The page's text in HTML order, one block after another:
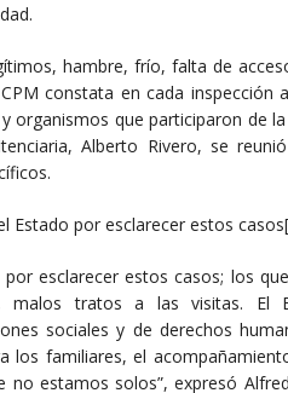
hambre, frío, falta de
constata en cada inspección
organismos que participaron de
Alberto Rivero, se
Estado por esclarecer estos
esclarecer estos casos; los
malos tratos a las visitas. El
sociales y de derechos
los familiares, el
no estamos solos”, expresó